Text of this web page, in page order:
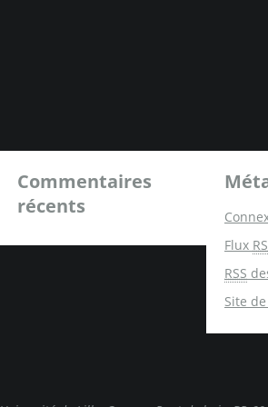
Commentaires
récents
Flux
RSS
Site